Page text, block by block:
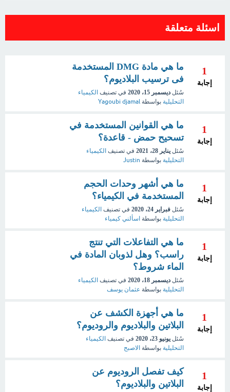
اسئلة متعلقة
1
إجابة
ما هي مادة DMG المستخدمة
فى ترسيب البلاديوم؟
سُئل ديسمبر 15، 2020 في تصنيف الكيمياء
التحليلية بواسطة Yagoubi djamal
1
إجابة
ما هي القوانين المستخدمة في
تسحيح حمض - قاعدة؟
سُئل يناير 28، 2021 في تصنيف الكيمياء
التحليلية بواسطة Justin
1
إجابة
ما هي أشهر وحدات الحجم
المستخدمة في الكيمياء؟
سُئل فبراير 24، 2020 في تصنيف الكيمياء
التحليلية بواسطة اسألني كيمياء
1
إجابة
ما هي التفاعلات التي تنتج
راسب؟ وهل لذوبان المادة في
الماء شروط؟
سُئل ديسمبر 18، 2020 في تصنيف الكيمياء
التحليلية بواسطة عثمان يوسف
1
إجابة
ما هي أجهزة الكشف عن
البلاتين والبلاديوم والروديوم؟
سُئل يونيو 23، 2020 في تصنيف الكيمياء
التحليلية بواسطة الاصبح
1
إجابة
كيف تفصل الروديوم عن
البلاتين والبلاديوم؟